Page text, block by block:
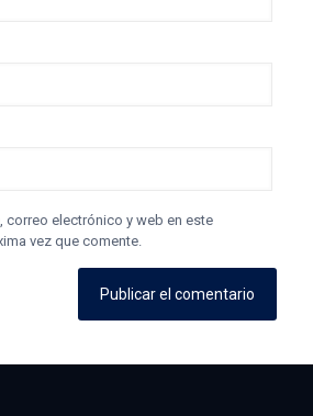
correo electrónico y web en este
vez que comente.